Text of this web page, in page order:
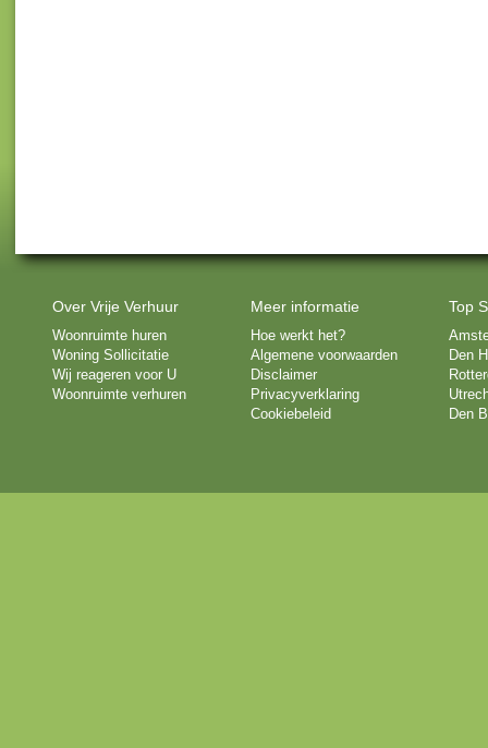
Over Vrije Verhuur
Woonruimte huren
Woning Sollicitatie
Wij reageren voor U
Woonruimte verhuren
Meer informatie
Hoe werkt het?
Algemene voorwaarden
Disclaimer
Privacyverklaring
Cookiebeleid
Top
Den
Den